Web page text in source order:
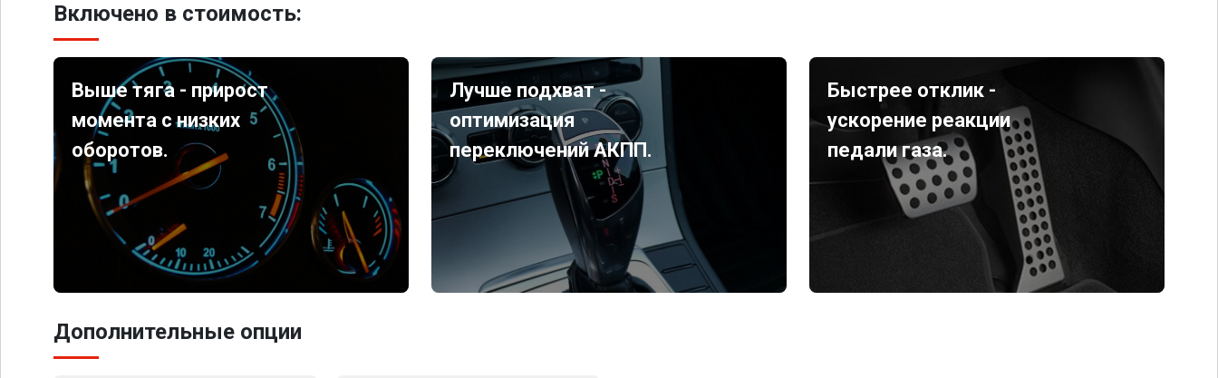
Включено в стоимость:
Выше тяга - прирост
момента с низких
оборотов.
Лучше подхват -
оптимизация
переключений АКПП.
Быстрее отклик -
ускорение реакции
педали газа.
Дополнительные опции